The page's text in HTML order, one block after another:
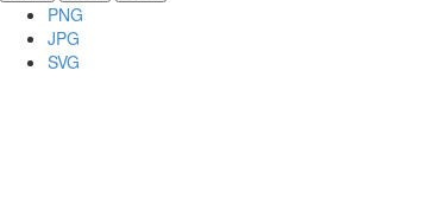
PNG
JPG
SVG